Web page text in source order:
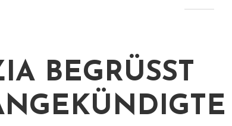
BEGRÜSST A
W